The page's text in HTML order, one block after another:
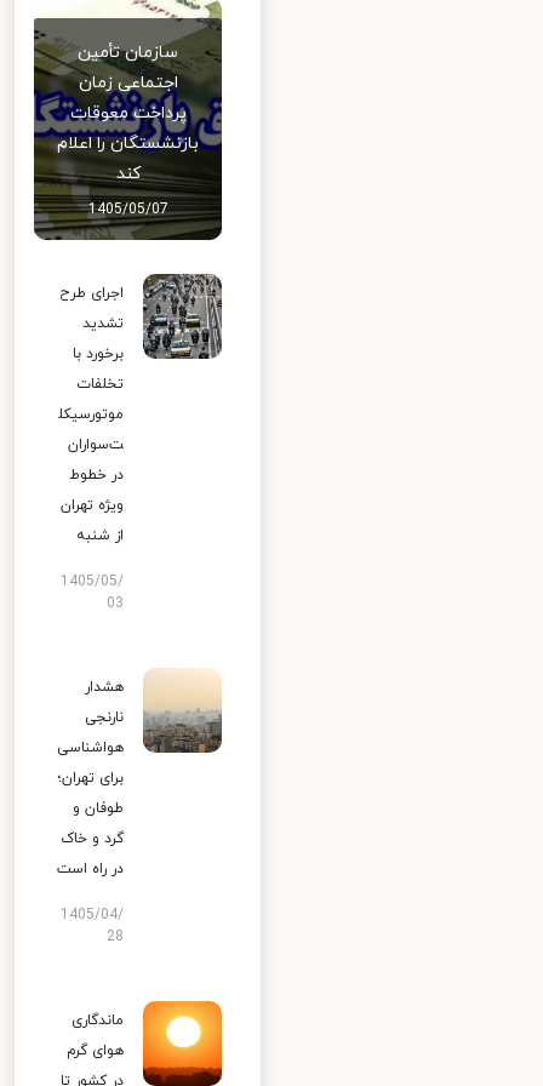
سازمان تأمین
اجتماعی زمان
پرداخت معوقات
بازنشستگان را اعلام
کند
1405/05/07
اجرای طرح
تشدید
برخورد با
تخلفات
موتورسیکل
ت‌سواران
در خطوط
ویژه تهران
از شنبه
1405/05/
03
هشدار
نارنجی
هواشناسی
برای تهران؛
طوفان و
گرد و خاک
در راه است
1405/04/
28
ماندگاری
هوای گرم
در کشور تا